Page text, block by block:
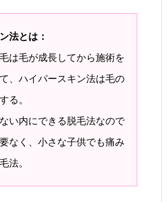
法とは：
は毛が成長してから施術を
、ハイパースキン法は毛の
る。
い内にできる脱毛法なので
なく、小さな子供でも痛み
法。